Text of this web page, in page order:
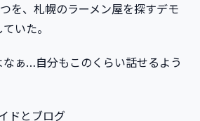
を、札幌のラーメン屋を探すデモ
いた。
ぁ…自分もこのくらい話せるよう
ドとブログ